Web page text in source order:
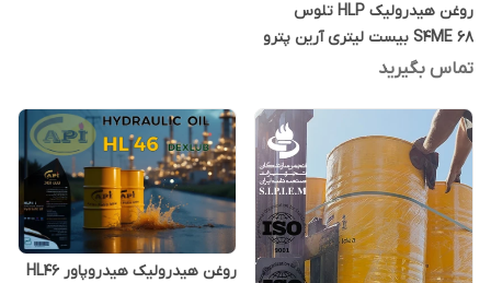
روغن هیدرولیک HLP تلوس
S4ME 68 بیست لیتری آرین پترو
ایده
تماس بگیرید
روغن هیدرولیک هیدروپاور HL46